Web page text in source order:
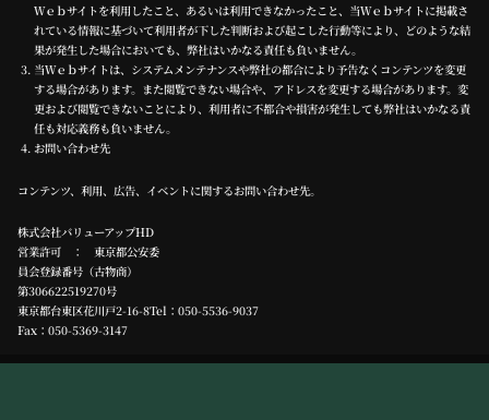
Ｗｅｂサイトを利用したこと、あるいは利用できなかったこと、当Ｗｅｂサイトに掲載さ
れている情報に基づいて利用者が下した判断および起こした行動等により、どのような結
果が発生した場合においても、弊社はいかなる責任も負いません。
当Ｗｅｂサイトは、システムメンテナンスや弊社の都合により予告なくコンテンツを変更
する場合があります。また閲覧できない場合や、アドレスを変更する場合があります。変
更および閲覧できないことにより、利用者に不都合や損害が発生しても弊社はいかなる責
任も対応義務も負いません。
お問い合わせ先
コンテンツ、利用、広告、イベントに関するお問い合わせ先。
株式会社バリューアップHD
営業許可 ： 東京都公安委
員会登録番号（古物商）
第306622519270号
東京都台東区花川戸2-16-8Tel： 050-5536-9037
Fax：050-5369-3147